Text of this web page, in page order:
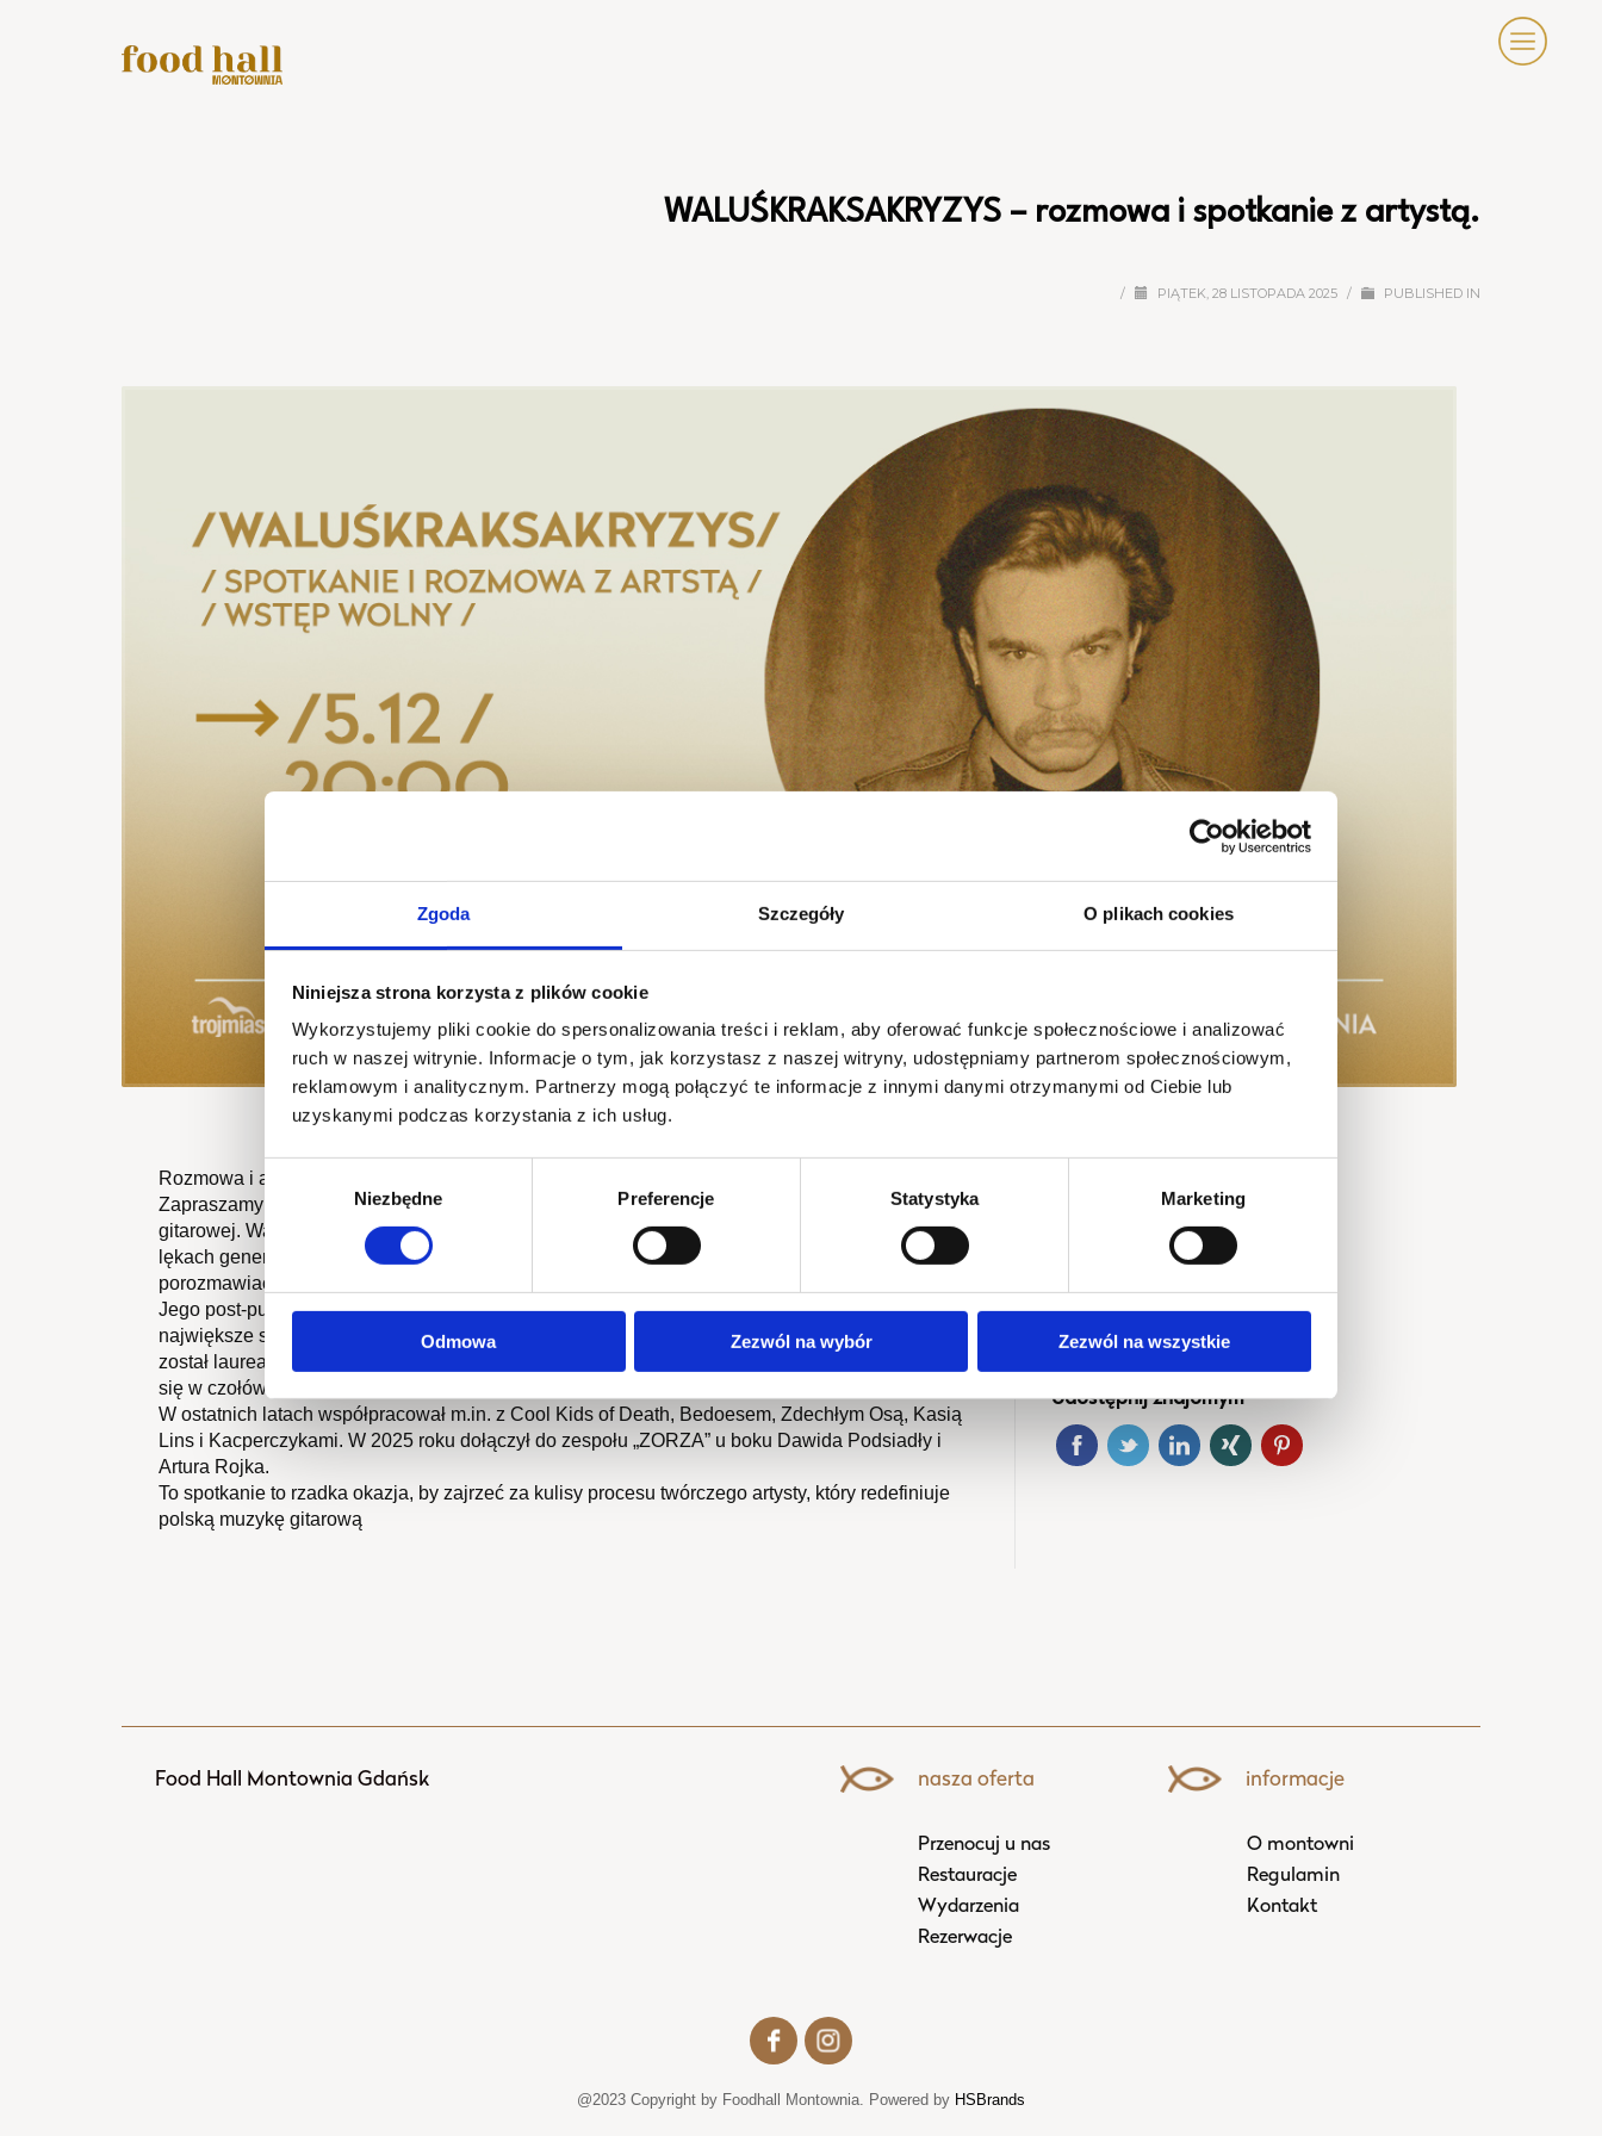
Zgoda Szczegóły O plikach cookies
Niniejsza strona korzysta z plików cookie
Wykorzystujemy pliki cookie do spersonalizowania treści i reklam, aby oferować funkcje społecznościowe i analizować
ruch w naszej witrynie. Informacje o tym, jak korzystasz z naszej witryny, udostępniamy partnerom społecznościowym,
reklamowym i analitycznym. Partnerzy mogą połączyć te informacje z innymi danymi otrzymanymi od Ciebie lub
uzyskanymi podczas korzystania z ich usług.
Wybór
Niezbędne Preferencje Statystyka Marketing
Odmowa Zezwól na wybór Zezwól na wszystkie
WALUŚKRAKSAKRYZYS – rozmowa i spotkanie z artystą.
/ PIĄTEK, 28 LISTOPADA 2025 / PUBLISHED IN
Rozmowa i audycja z artystą: WaluśKraksaKryzys w Montowni
Zapraszamy na wyjątkowe spotkanie z jednym z najgłośniejszych głosów współczesnej muzyki
gitarowej. WaluśKraksaKryzys – artysta, który bez kompromisów mówi o zdrowiu psychicznym,
lękach generacyjnych i kondycji millenialsów oraz pokolenia Z – pojawi się u nas, by
porozmawiać o twórczości, inspiracjach i najnowszym etapie swojej kariery.
Jego post-punkowa energia, surowa szczerość i intensywność koncertowa wyniosły go na
największe sceny: od OFF Festivalu, Pol’and’Rocka i Męskiego Grania, po Jarocin, którego
został laureatem. Album „+ piekło + niebo +” zdobył Fryderyka za Rockowy Album Roku i znalazł
się w czołówkach podsumowań Onetu i Polityki.
W ostatnich latach współpracował m.in. z Cool Kids of Death, Bedoesem, Zdechłym Osą, Kasią
Lins i Kacperczykami. W 2025 roku dołączył do zespołu „ZORZA” u boku Dawida Podsiadły i
Artura Rojka.
To spotkanie to rzadka okazja, by zajrzeć za kulisy procesu twórczego artysty, który redefiniuje
polską muzykę gitarową
Start wydarzenia
2025-12-05 @ 20:00
Miejsce
Foodhall Montownia
Udostępnij znajomym
Food Hall Montownia Gdańsk nasza oferta
Przenocuj u nas
Restauracje
Wydarzenia
Rezerwacje
informacje
O montowni
Regulamin
Kontakt
@2023 Copyright by Foodhall Montownia. Powered by HSBrands